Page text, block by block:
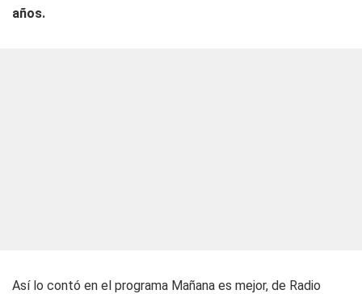
años.
Así lo contó en el programa Mañana es mejor, de Radio